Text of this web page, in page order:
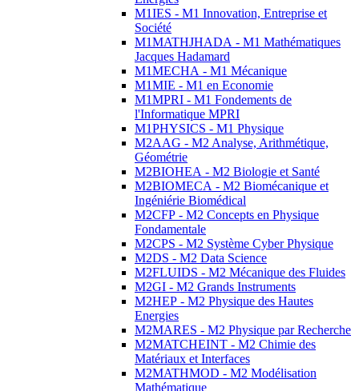
M1IES - M1 Innovation, Entreprise et
Société
M1MATHJHADA - M1 Mathématiques
Jacques Hadamard
M1MECHA - M1 Mécanique
M1MIE - M1 en Economie
M1MPRI - M1 Fondements de
l'Informatique MPRI
M1PHYSICS - M1 Physique
M2AAG - M2 Analyse, Arithmétique,
Géométrie
M2BIOHEA - M2 Biologie et Santé
M2BIOMECA - M2 Biomécanique et
Ingéniérie Biomédical
M2CFP - M2 Concepts en Physique
Fondamentale
M2CPS - M2 Système Cyber Physique
M2DS - M2 Data Science
M2FLUIDS - M2 Mécanique des Fluides
M2GI - M2 Grands Instruments
M2HEP - M2 Physique des Hautes
Energies
M2MARES - M2 Physique par Recherche
M2MATCHEINT - M2 Chimie des
Matériaux et Interfaces
M2MATHMOD - M2 Modélisation
Mathématique